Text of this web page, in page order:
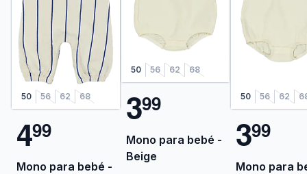
50 56 62 68
499
Mono para bebé -
50 56 62 68
399
Mono para bebé -
Beige
50 56 62
399
Mono para